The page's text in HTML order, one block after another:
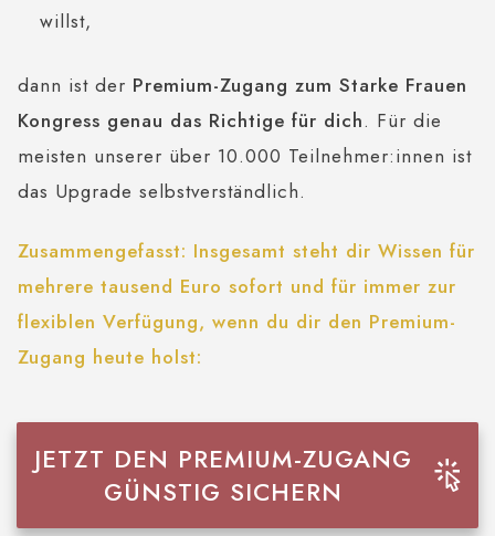
willst,
dann ist der Premium-Zugang zum Starke Frauen
Kongress genau das Richtige für dich. Für die
meisten unserer über 10.000 Teilnehmer:innen ist
das Upgrade selbstverständlich.
Zusammengefasst: Insgesamt steht dir Wissen für
mehrere tausend Euro sofort und für immer zur
flexiblen Verfügung, wenn du dir den Premium-
Zugang heute holst:
JETZT DEN PREMIUM-ZUGANG
GÜNSTIG SICHERN